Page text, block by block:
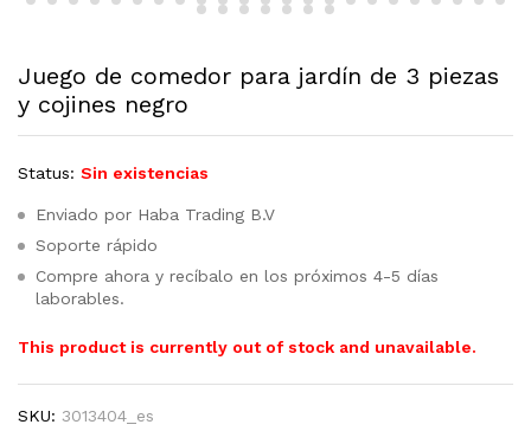
Juego de comedor para jardín de 3 piezas
y cojines negro
Status: Sin existencias
Enviado por Haba Trading B.V
Soporte rápido
Compre ahora y recíbalo en los próximos 4-5 días
laborables.
This product is currently out of stock and unavailable.
SKU: 3013404_es